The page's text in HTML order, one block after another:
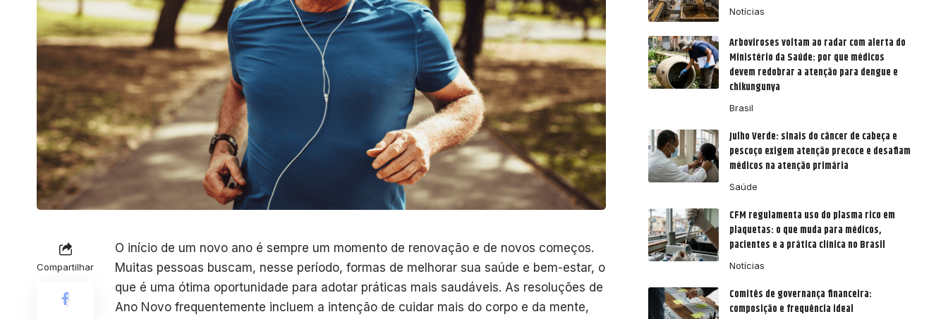
Compartilhar
O início de um novo ano é sempre um momento de renovação e de novos começos.
Muitas pessoas buscam, nesse período, formas de melhorar sua saúde e bem-estar, o
que é uma ótima oportunidade para adotar práticas mais saudáveis. As resoluções de
Ano Novo frequentemente incluem a intenção de cuidar mais do corpo e da mente,
Notícias
Arboviroses voltam ao radar com alerta do
Ministério da Saúde: por que médicos
devem redobrar a atenção para dengue e
chikungunya
Brasil
Julho Verde: sinais do câncer de cabeça e
pescoço exigem atenção precoce e desafiam
médicos na atenção primária
Saúde
CFM regulamenta uso do plasma rico em
plaquetas: o que muda para médicos,
pacientes e a prática clínica no Brasil
Notícias
Comitês de governança financeira:
composição e frequência ideal